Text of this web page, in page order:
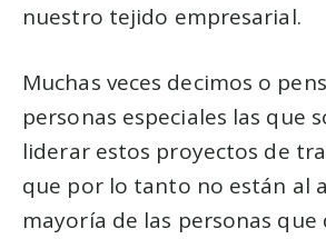
nuestro tejido empresarial.
Muchas veces decimos o
personas especiales las que
liderar estos proyectos de
que por lo tanto no están al
mayoría de las personas que